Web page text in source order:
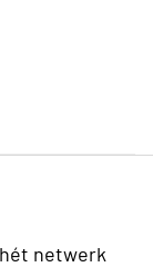
netwerk